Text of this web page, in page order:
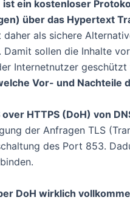
ist ein kostenloser
über das Hypertext
als sichere
sollen die Inhalte
Internetnutzer geschützt
Vor- und Nachteile
HTTPS (DoH) von
der Anfragen TLS
des Port 853.
DoH wirklich